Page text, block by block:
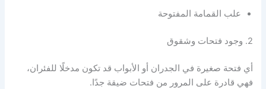
علب القمامة المفتوحة
2. وجود فتحات وشقوق
أي فتحة صغيرة في الجدران أو الأبواب قد تكون مدخلًا للفئران،
فهي قادرة على المرور من فتحات ضيقة جدًا.